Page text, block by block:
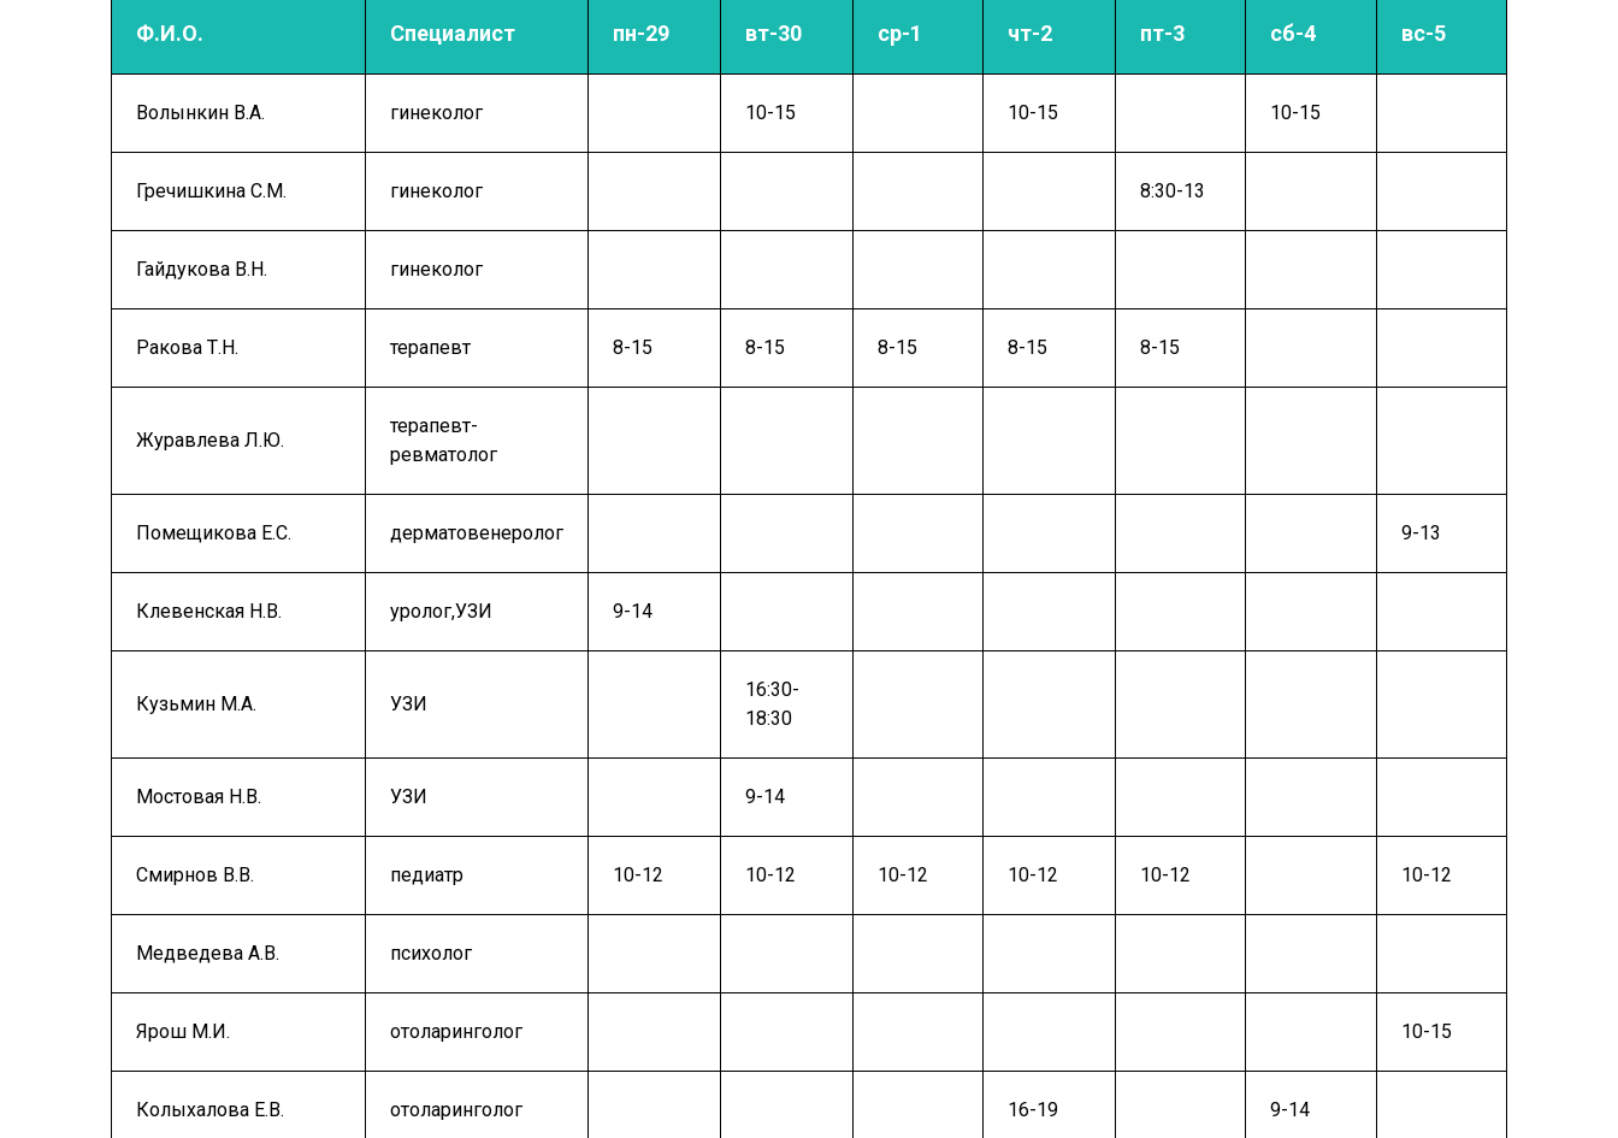
Ф.И.О. Специалист пн-29 вт-30 ср-1 чт-2 пт-3 сб-4 вс-5
Волынкин В.А. гинеколог 10-15 10-15 10-15
Гречишкина С.М. гинеколог 8:30-13
Гайдукова В.Н. гинеколог
Ракова Т.Н. терапевт 8-15 8-15 8-15 8-15 8-15
Журавлева Л.Ю.
терапевт-
ревматолог
Помещикова Е.С. дерматовенеролог 9-13
Клевенская Н.В. уролог,УЗИ 9-14
Кузьмин М.А. УЗИ
16:30-
18:30
Мостовая Н.В. УЗИ 9-14
Смирнов В.В. педиатр 10-12 10-12 10-12 10-12 10-12 10-12
Медведева А.В. психолог
Ярош М.И. отоларинголог 10-15
Колыхалова Е.В. отоларинголог 16-19 9-14